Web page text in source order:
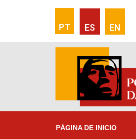
PT ES EN
PÁGINA DE INICIO